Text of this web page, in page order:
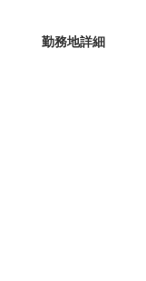
勤務地詳細